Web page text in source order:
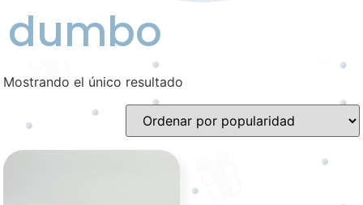
dumbo
Mostrando el único resultado